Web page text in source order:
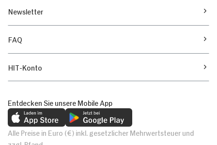
Newsletter
FAQ
HIT-Konto
Entdecken Sie unsere Mobile App
Alle Preise in Euro (€) inkl. gesetzlicher Mehrwertsteuer und